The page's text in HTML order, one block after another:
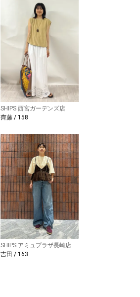
SHIPS 西宮ガーデンズ店
齊藤 / 158
SHIPS アミュプラザ長崎店
吉田 / 163